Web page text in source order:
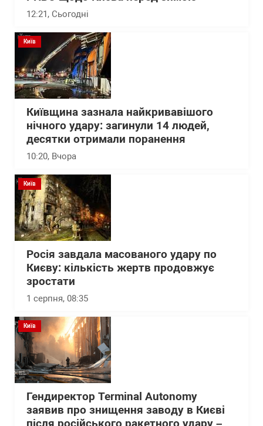
12:21, Сьогодні
Київ
Київщина зазнала найкривавішого
нічного удару: загинули 14 людей,
десятки отримали поранення
10:20, Вчора
Київ
Росія завдала масованого удару по
Києву: кількість жертв продовжує
зростати
1 серпня, 08:35
Київ
Гендиректор Terminal Autonomy
заявив про знищення заводу в Києві